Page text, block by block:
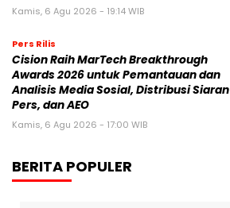
Kamis, 6 Agu 2026 - 19:14 WIB
Pers Rilis
Cision Raih MarTech Breakthrough
Awards 2026 untuk Pemantauan dan
Analisis Media Sosial, Distribusi Siaran
Pers, dan AEO
Kamis, 6 Agu 2026 - 17:00 WIB
BERITA POPULER